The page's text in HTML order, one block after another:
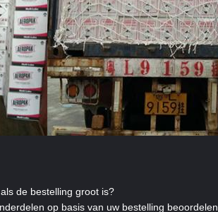
de bestelling groot is?
op basis van uw bestelling beoordelen.